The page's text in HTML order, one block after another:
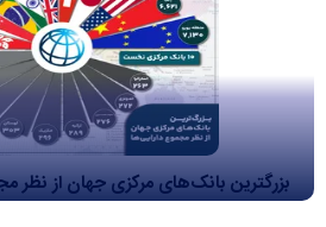
بزرگترین بانک‌های مرکزی جهان از نظر